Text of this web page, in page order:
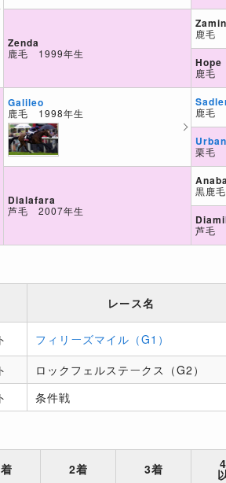
Zenda
鹿毛 1999年生
Galileo
鹿毛 1998年生
Dialafara
芦毛 2007年生
鹿毛
Hope
鹿毛
鹿毛
栗毛
黒鹿
芦毛
レース名
フィリーズマイル（G1）
ロックフェルステークス（G2）
条件戦
2着 3着